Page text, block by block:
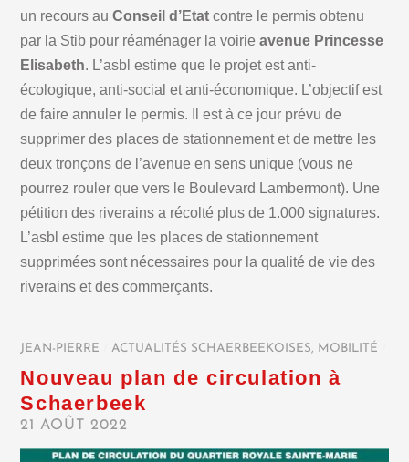
un recours au Conseil d’Etat contre le permis obtenu
par la Stib pour réaménager la voirieavenue Princesse
Elisabeth. L’asbl estime que le projet est anti-
écologique, anti-social et anti-économique. L’objectif est
de faire annuler le permis. Il est à ce jour prévu de
supprimer des places de stationnement et de mettre les
deux tronçons de l’avenue en sens unique (vous ne
pourrez rouler que vers le Boulevard Lambermont). Une
pétition des riverains a récolté plus de 1.000 signatures.
L’asbl estime que les places de stationnement
supprimées sont nécessaires pour la qualité de vie des
riverains et des commerçants.
JEAN-PIERRE ACTUALITÉS SCHAERBEEKOISES MOBILITÉ
Nouveau plan de circulation à
Schaerbeek
21 AOÛT 2022